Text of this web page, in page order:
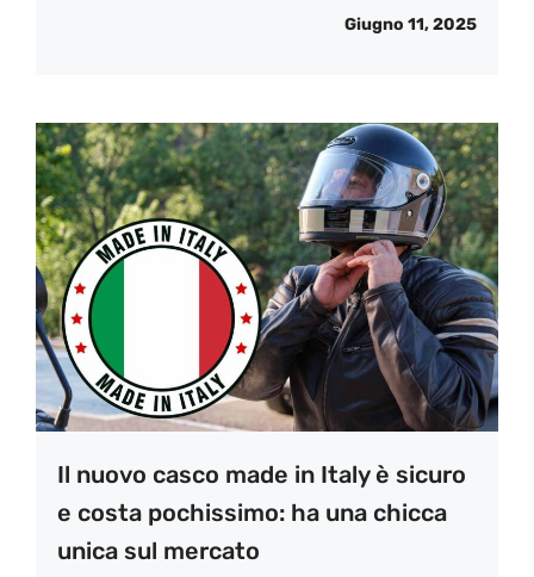
Giugno 11, 2025
Il nuovo casco made in Italy è sicuro
e costa pochissimo: ha una chicca
unica sul mercato